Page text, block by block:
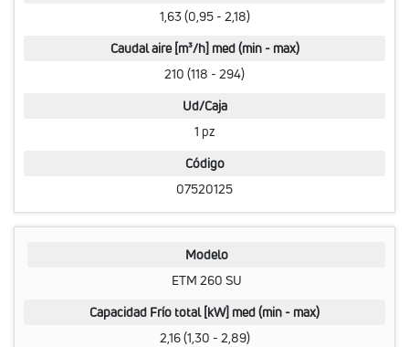
1,63 (0,95 - 2,18)
Caudal aire [m³/h] med (min - max)
210 (118 - 294)
Ud/Caja
1 pz
Código
07520125
Modelo
ETM 260 SU
Capacidad Frío total [kW] med (min - max)
2,16 (1,30 - 2,89)